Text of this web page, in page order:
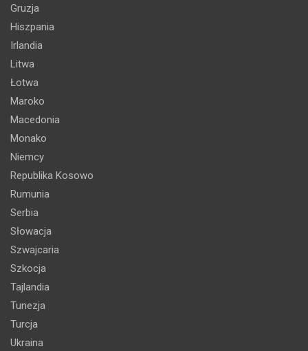
Gruzja
Hiszpania
Irlandia
Litwa
Łotwa
Maroko
Macedonia
Monako
Niemcy
Republika Kosowo
Rumunia
Serbia
Słowacja
Szwajcaria
Szkocja
Tajlandia
Tunezja
Turcja
Ukraina